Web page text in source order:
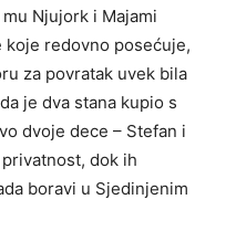
Njujork i Majami
koje redovno posećuje,
za povratak uvek bila
je dva stana kupio s
dvoje dece – Stefan i
dok ih
boravi u Sjedinjenim